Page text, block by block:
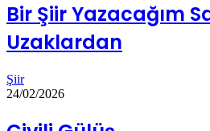
Bir Şiir Yazacağım
Uzaklardan
Şiir
24/02/2026